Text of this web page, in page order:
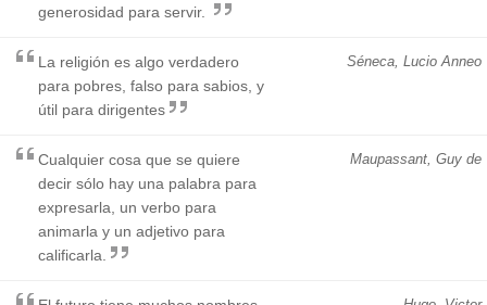
generosidad para servir.
Séneca, Lucio Anneo
La religión es algo verdadero
para pobres, falso para sabios, y
útil para dirigentes
Maupassant, Guy de
Cualquier cosa que se quiere
decir sólo hay una palabra para
expresarla, un verbo para
animarla y un adjetivo para
calificarla.